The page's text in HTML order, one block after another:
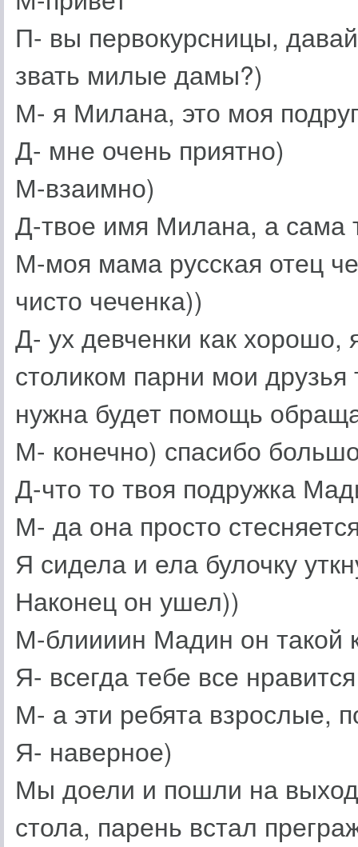
П- вы первокурсницы,
звать милые дамы?)
М- я Милана, это моя
Д- мне очень приятно)
М-взаимно)
Д-твое имя Милана, а сама
М-моя мама русская отец
чисто чеченка))
Д- ух девченки как хорошо,
столиком парни мои
нужна будет помощь
М- конечно) спасибо
Д-что то твоя подружка
М- да она просто
Я сидела и ела булочку
Наконец он ушел))
М-блиииин Мадин он такой
Я- всегда тебе все нравится
М- а эти ребята взрослые,
Я- наверное)
Мы доели и пошли на
стола, парень встал